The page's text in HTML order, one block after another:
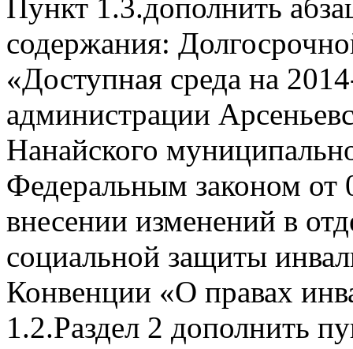
Пункт 1.3.дополнить
содержания:
«Доступная среда на
администрации
Нанайского
Федеральным законом
внесении изменений в
социальной защиты
Конвенции «О правах
1.2.Раздел 2 дополнить